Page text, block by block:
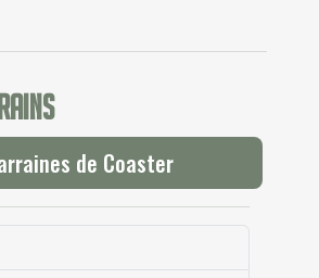
de Coaster